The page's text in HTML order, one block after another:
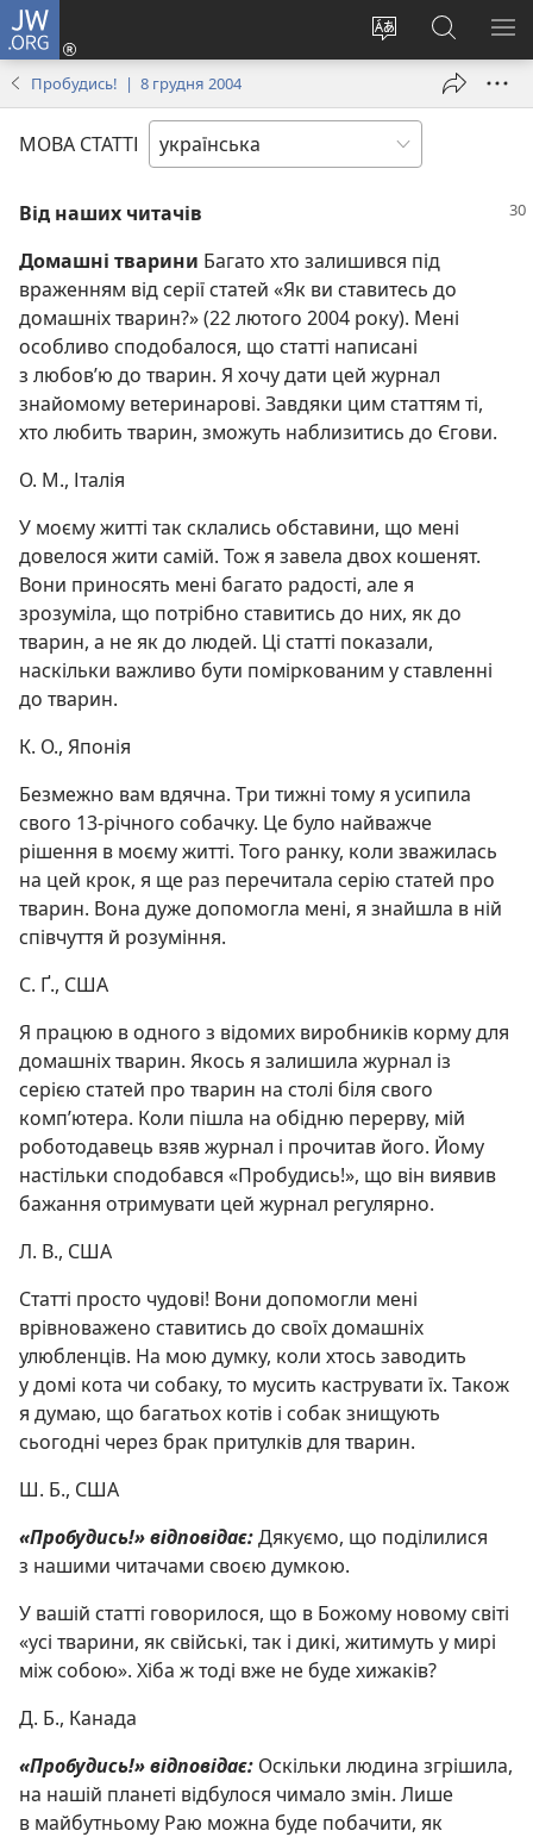
JW.ORG
Змінити
Увійти
(відкривається
вікні)
Пошук
на
сайті
Пробудись! | 8 грудня 2004
МОВА СТАТТІ
Від наших читачів
Домашні тварини Багато хто залишився під
враженням від серії статей «Як ви ставитесь до
домашніх тварин?» (22 лютого 2004 року). Мені
особливо сподобалося, що статті написані
з любов’ю до тварин. Я хочу дати цей журнал
знайомому ветеринарові. Завдяки цим статтям ті,
хто любить тварин, зможуть наблизитись до Єгови.
О. М., Італія
У моєму житті так склались обставини, що мені
довелося жити самій. Тож я завела двох кошенят.
Вони приносять мені багато радості, але я
зрозуміла, що потрібно ставитись до них, як до
тварин, а не як до людей. Ці статті показали,
наскільки важливо бути поміркованим у ставленні
до тварин.
К. О., Японія
Безмежно вам вдячна. Три тижні тому я усипила
свого 13-річного собачку. Це було найважче
рішення в моєму житті. Того ранку, коли зважилась
на цей крок, я ще раз перечитала серію статей про
тварин. Вона дуже допомогла мені, я знайшла в ній
співчуття й розуміння.
С. Ґ., США
Я працюю в одного з відомих виробників корму для
домашніх тварин. Якось я залишила журнал із
серією статей про тварин на столі біля свого
комп’ютера. Коли пішла на обідню перерву, мій
роботодавець взяв журнал і прочитав його. Йому
настільки сподобався «Пробудись!», що він виявив
бажання отримувати цей журнал регулярно.
Л. В., США
Статті просто чудові! Вони допомогли мені
врівноважено ставитись до своїх домашніх
улюбленців. На мою думку, коли хтось заводить
у домі кота чи собаку, то мусить каструвати їх. Також
я думаю, що багатьох котів і собак знищують
сьогодні через брак притулків для тварин.
Ш. Б., США
«Пробудись!» відповідає:Дякуємо, що поділилися
з нашими читачами своєю думкою.
У вашій статті говорилося, що в Божому новому світі
«усі тварини, як свійські, так і дикі, житимуть у мирі
між собою». Хіба ж тоді вже не буде хижаків?
Д. Б., Канада
«Пробудись!» відповідає: Оскільки людина згрішила,
на нашій планеті відбулося чимало змін. Лише
в майбутньому Раю можна буде побачити, як